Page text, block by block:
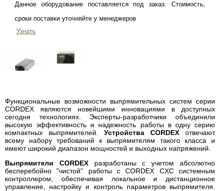
Данное оборудование поставляется под заказ. Стоимость,
сроки поставки уточняйте у менеджеров
Узнать
Функциональные возможности выпрямительных систем серии
CORDEX являются новейшими инновациями в доступных
сегодня технологиях. Эксперты-разработчики объединили
высокую эффективность и надежность работы в одну серию
компактных выпрямителей. Устройства CORDEX отвечают
всему набору требований к выпрямителям такого класса и
имеют широкий диапазон мощностей и выходных напряжений.
Выпрямители CORDEXразработаны с учетом абсолютно
бесперебойно "чистой" работы с CORDEX CXC системным
контроллером, обеспечивая локальное и дистанционное
управление, настройку и контроль параметров выпрямителя.